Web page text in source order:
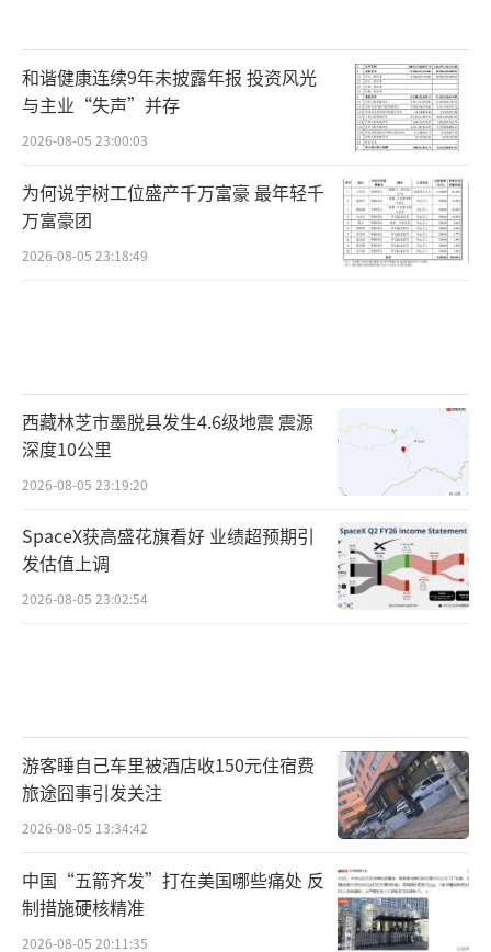
和谐健康连续9年未披露年报 投资风光
与主业“失声”并存
2026-08-05 23:00:03
为何说宇树工位盛产千万富豪 最年轻千
万富豪团
2026-08-05 23:18:49
西藏林芝市墨脱县发生4.6级地震 震源
深度10公里
2026-08-05 23:19:20
SpaceX获高盛花旗看好 业绩超预期引
发估值上调
2026-08-05 23:02:54
游客睡自己车里被酒店收150元住宿费
旅途囧事引发关注
2026-08-05 13:34:42
中国“五箭齐发”打在美国哪些痛处 反
制措施硬核精准
2026-08-05 20:11:35